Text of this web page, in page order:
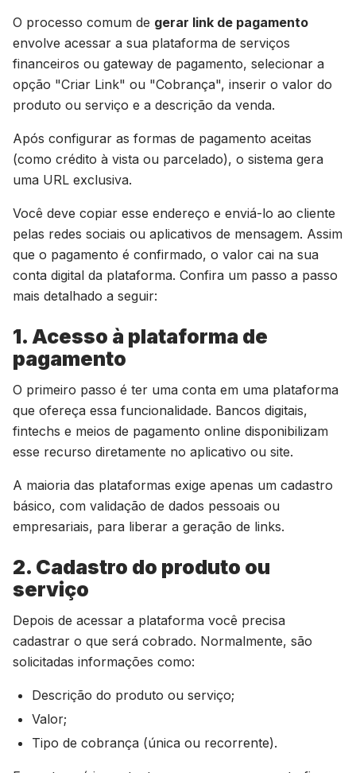
O processo comum de gerar link de pagamento
envolve acessar a sua plataforma de serviços
financeiros ou gateway de pagamento, selecionar a
opção "Criar Link" ou "Cobrança", inserir o valor do
produto ou serviço e a descrição da venda.
Após configurar as formas de pagamento aceitas
(como crédito à vista ou parcelado), o sistema gera
uma URL exclusiva.
Você deve copiar esse endereço e enviá-lo ao cliente
pelas redes sociais ou aplicativos de mensagem. Assim
que o pagamento é confirmado, o valor cai na sua
conta digital da plataforma. Confira um passo a passo
mais detalhado a seguir:
1. Acesso à plataforma de
pagamento
O primeiro passo é ter uma conta em uma plataforma
que ofereça essa funcionalidade. Bancos digitais,
fintechs e meios de pagamento online disponibilizam
esse recurso diretamente no aplicativo ou site.
A maioria das plataformas exige apenas um cadastro
básico, com validação de dados pessoais ou
empresariais, para liberar a geração de links.
2. Cadastro do produto ou
serviço
Depois de acessar a plataforma você precisa
cadastrar o que será cobrado. Normalmente, são
solicitadas informações como:
Descrição do produto ou serviço;
Valor;
Tipo de cobrança (única ou recorrente).